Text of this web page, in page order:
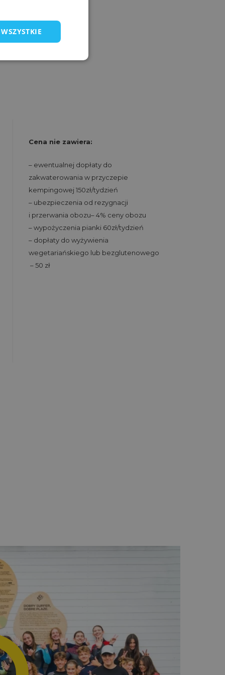
Cena nie zawiera:
– ewentualnej dopłaty do
zakwaterowania w przyczepie
kempingowej 150zł/tydzień
– ubezpieczenia od rezygnacji
i przerwania obozu– 4% ceny obozu
– wypożyczenia pianki 60zł/tydzień
– dopłaty do wyżywienia
wegetariańskiego lub bezglutenowego
– 50 zł